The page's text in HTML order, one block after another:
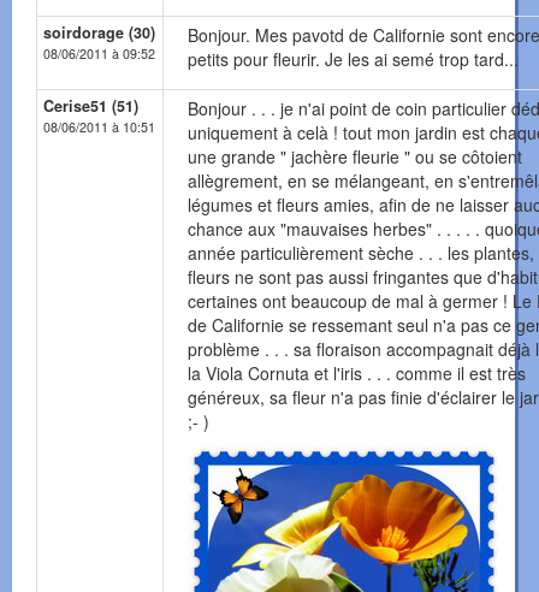
soirdorage (30)
08/06/2011 à 09:52
Bonjour. Mes pavotd de Californie sont
petits pour fleurir. Je les ai semé trop tard...
Cerise51 (51)
08/06/2011 à 10:51
Bonjour . . . je n'ai point de coin particulier
uniquement à celà ! tout mon jardin est
une grande " jachère fleurie " ou se côtoient
allègrement, en se mélangeant, en
légumes et fleurs amies, afin de ne laisser
chance aux "mauvaises herbes" . . . . .
année particulièrement sèche . . . les plantes,
fleurs ne sont pas aussi fringantes que
certaines ont beaucoup de mal à germer ! Le
de Californie se ressemant seul n'a pas ce
problème . . . sa floraison accompagnait déjà
la Viola Cornuta et l'iris . . . comme il est très
généreux, sa fleur n'a pas finie d'éclairer le
;- )